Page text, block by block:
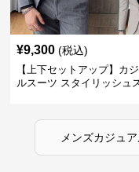
¥9,300 (税込)
【上下セットアップ】カ
ルスーツ スタイリッシュ
メンズカジュ